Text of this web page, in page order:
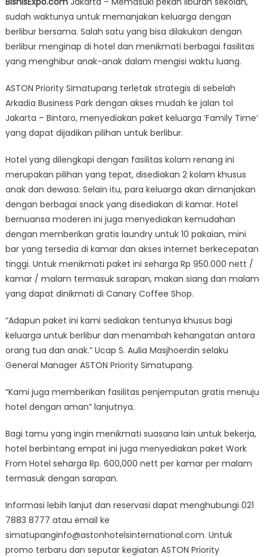
Priority
Simatupang
Hotel
&
Conference
Tawarkan
Paket
Spesial
sudah waktunya untuk memanjakan keluarga dengan
berlibur bersama. Salah satu yang bisa dilakukan dengan
berlibur menginap di hotel dan menikmati berbagai fasilitas
yang menghibur anak-anak dalam mengisi waktu luang.
ASTON Priority Simatupang terletak strategis di sebelah
Arkadia Business Park dengan akses mudah ke jalan tol
Jakarta – Bintaro, menyediakan paket keluarga ‘Family Time’
yang dapat dijadikan pilihan untuk berlibur.
Hotel yang dilengkapi dengan fasilitas kolam renang ini
merupakan pilihan yang tepat, disediakan 2 kolam khusus
anak dan dewasa. Selain itu, para keluarga akan dimanjakan
dengan berbagai snack yang disediakan di kamar. Hotel
bernuansa moderen ini juga menyediakan kemudahan
dengan memberikan gratis laundry untuk 10 pakaian, mini
bar yang tersedia di kamar dan akses internet berkecepatan
tinggi. Untuk menikmati paket ini seharga Rp 950.000 nett /
kamar / malam termasuk sarapan, makan siang dan malam
yang dapat dinikmati di Canary Coffee Shop.
“Adapun paket ini kami sediakan tentunya khusus bagi
keluarga untuk berlibur dan menambah kehangatan antara
orang tua dan anak.” Ucap S. Aulia Masjhoerdin selaku
General Manager ASTON Priority Simatupang.
“Kami juga memberikan fasilitas penjemputan gratis menuju
hotel dengan aman” lanjutnya.
Bagi tamu yang ingin menikmati suasana lain untuk bekerja,
hotel berbintang empat ini juga menyediakan paket Work
From Hotel seharga Rp. 600,000 nett per kamar per malam
termasuk dengan sarapan.
Informasi lebih lanjut dan reservasi dapat menghubungi 021
7883 8777 atau email ke
simatupanginfo@astonhotelsinternational.com. Untuk
promo terbaru dan seputar kegiatan ASTON Priority